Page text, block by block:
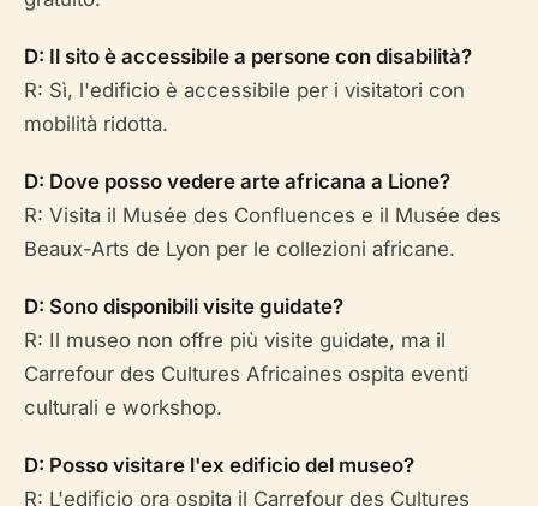
D: Il sito è accessibile a persone con disabilità?
R: Sì, l'edificio è accessibile per i visitatori con
mobilità ridotta.
D: Dove posso vedere arte africana a Lione?
R: Visita il Musée des Confluences e il Musée des
Beaux-Arts de Lyon per le collezioni africane.
D: Sono disponibili visite guidate?
R: Il museo non offre più visite guidate, ma il
Carrefour des Cultures Africaines ospita eventi
culturali e workshop.
D: Posso visitare l'ex edificio del museo?
R: L'edificio ora ospita il Carrefour des Cultures